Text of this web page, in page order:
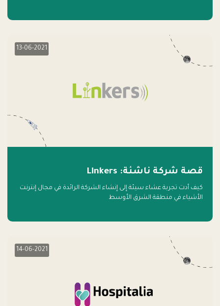
13-06-2021
قصة شركة ناشئة: Linkers
كيف أدت تجربة عشاء سيئة إلى إنشاء الشركة الرائدة في مجال إنترنت
الأشياء في منطقة الشرق الأوسط
14-06-2021